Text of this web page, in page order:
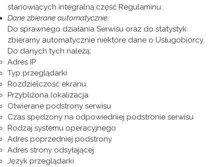
stanowiących integralną część Regulaminu.
Dane zbierane automatycznie:
Do sprawnego działania Serwisu oraz do statystyk
zbieramy automatycznie niektóre dane o Usługobiorcy.
Do danych tych należą:
Adres IP
Typ przeglądarki
Rozdzielczość ekranu
Przybliżona lokalizacja
Otwierane podstrony serwisu
Czas spędzony na odpowiedniej podstronie serwisu
Rodzaj systemu operacyjnego
Adres poprzedniej podstrony
Adres strony odsyłającej
Język przeglądarki